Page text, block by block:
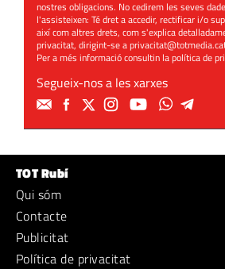
nostres obligacions. No cedirem les seves
l'assisteixen: Té dret a accedir, rectificar i/o
així com altres drets, com s'explica
privacitat, dirigint-se a
Per a més informació consultin lapolítica de
Segueix-nos a les xarxes
TOT Rubí
Qui sóm
Contacte
Publicitat
Política de privacitat